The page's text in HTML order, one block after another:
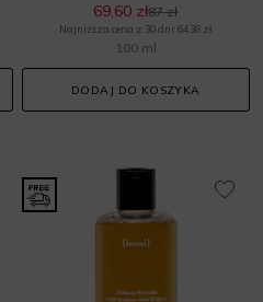
69,60 zł87 zł
Najniższa cena z 30 dni: 64,38 zł
100 ml
DODAJ DO KOSZYKA